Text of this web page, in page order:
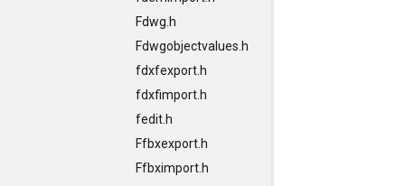
Fdwg.h
Fdwgobjectvalues.h
fdxfexport.h
fdxfimport.h
fedit.h
Ffbxexport.h
Ffbximport.h